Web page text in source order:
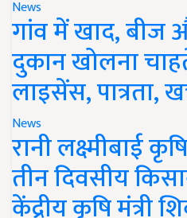
News
गांव में खाद, बीज
दुकान खोलना
लाइसेंस, पात्रता,
News
रानी लक्ष्मीबाई
तीन दिवसीय
केंद्रीय कृषि मंत्री